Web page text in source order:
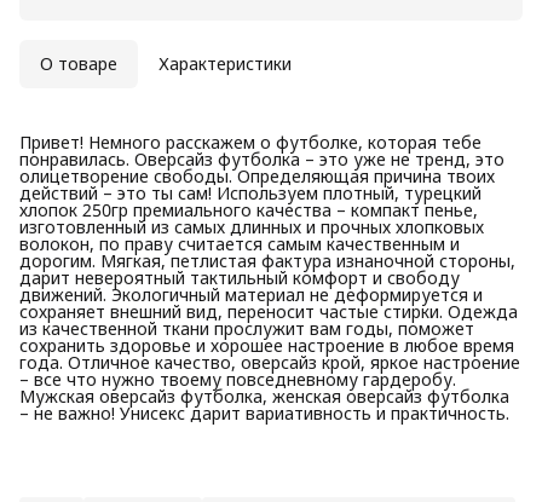
О товаре Характеристики
Привет! Немного расскажем о футболке, которая тебе
понравилась. Оверсайз футболка – это уже не тренд, это
олицетворение свободы. Определяющая причина твоих
действий – это ты сам! Используем плотный, турецкий
хлопок 250гр премиального качества – компакт пенье,
изготовленный из самых длинных и прочных хлопковых
волокон, по праву считается самым качественным и
дорогим. Мягкая, петлистая фактура изнаночной стороны,
дарит невероятный тактильный комфорт и свободу
движений. Экологичный материал не деформируется и
сохраняет внешний вид, переносит частые стирки. Одежда
из качественной ткани прослужит вам годы, поможет
сохранить здоровье и хорошее настроение в любое время
года. Отличное качество, оверсайз крой, яркое настроение
– все что нужно твоему повседневному гардеробу.
Мужская оверсайз футболка, женская оверсайз футболка
– не важно! Унисекс дарит вариативность и практичность.